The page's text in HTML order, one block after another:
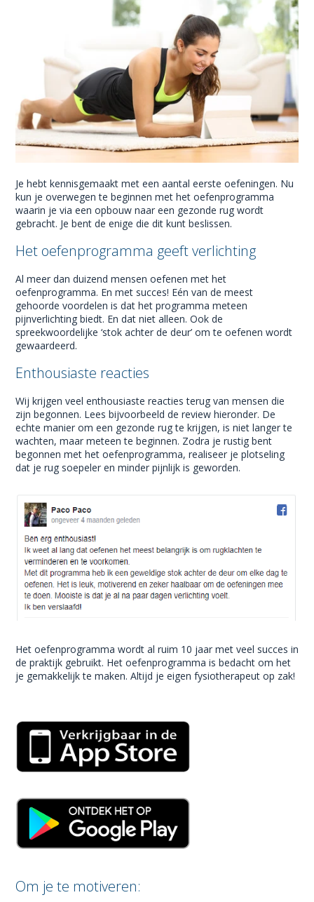
Je hebt kennisgemaakt met een aantal eerste oefeningen. Nu
kun je overwegen te beginnen met het oefenprogramma
waarin je via een opbouw naar een gezonde rug wordt
gebracht. Je bent de enige die dit kunt beslissen.
Het oefenprogramma geeft verlichting
Al meer dan duizend mensen oefenen met het
oefenprogramma. En met succes! Eén van de meest
gehoorde voordelen is dat het programma meteen
pijnverlichting biedt. En dat niet alleen. Ook de
spreekwoordelijke ‘stok achter de deur’ om te oefenen wordt
gewaardeerd.
Enthousiaste reacties
Wij krijgen veel enthousiaste reacties terug van mensen die
zijn begonnen. Lees bijvoorbeeld de review hieronder. De
echte manier om een gezonde rug te krijgen, is niet langer te
wachten, maar meteen te beginnen. Zodra je rustig bent
begonnen met het oefenprogramma, realiseer je plotseling
dat je rug soepeler en minder pijnlijk is geworden.
Het oefenprogramma wordt al ruim 10 jaar met veel succes in
de praktijk gebruikt. Het oefenprogramma is bedacht om het
je gemakkelijk te maken. Altijd je eigen fysiotherapeut op zak!
Om je te motiveren: